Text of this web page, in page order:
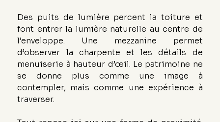
Des puits de lumière percent la toiture et
font entrer la lumière naturelle au centre de
l’enveloppe. Une mezzanine permet
d’observer la charpente et les détails de
menuiserie à hauteur d’œil. Le patrimoine ne
se donne plus comme une image à
contempler, mais comme une expérience à
traverser.